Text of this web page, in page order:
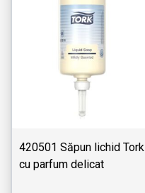
420501 Săpun lichid Tork
cu parfum delicat